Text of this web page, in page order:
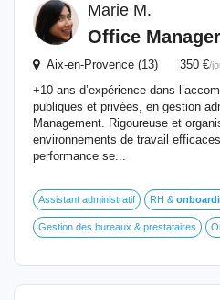
Marie M.
Office Manager
Aix-en-Provence (13) 350 €/
+10 ans d’expérience dans
publiques et privées, en gestion
Management. Rigoureuse et
environnements de travail
performance se...
Assistant administratif RH &
Gestion des bureaux & prestataires